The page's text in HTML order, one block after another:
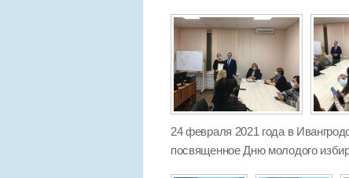
24 февраля 2021 года в
посвященное Дню молодого